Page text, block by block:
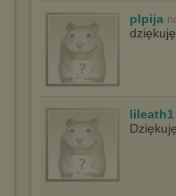
plpija
dziękuję
lileath1